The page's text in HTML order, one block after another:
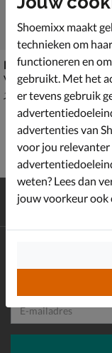
Rehab Cooper
Veterboots - beige
van € 179,99 voor €
179,99 125,99
Schrijf je in voor de
E-mailadres
Shoemixx maakt
technieken om
functioneren en
gebruikt. Met het
er tevens gebruik
advertenties van
voor jou relevanter
weten? Lees dan
jouw voorkeur ook